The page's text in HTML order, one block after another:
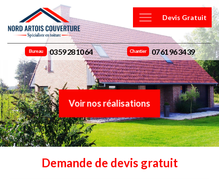
Devis Gratuit
Bureau 03 59 28 10 64 Chantier 07 61 96 34 39
Voir nos réalisations
Demande de devis gratuit